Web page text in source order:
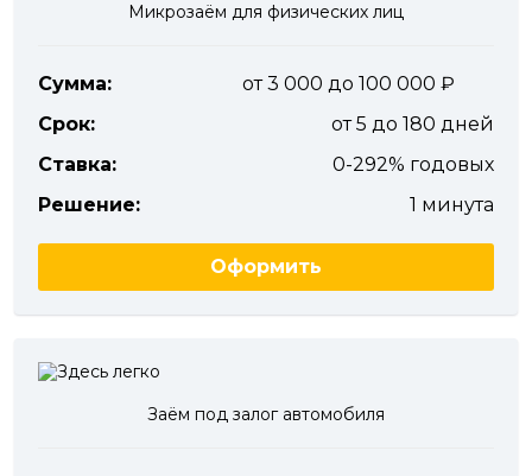
Микрозаём для физических лиц
Сумма:
от 3 000 до 100 000
Срок:
от 5 до 180 дней
Ставка:
0-292% годовых
Решение:
1 минута
Оформить
Заём под залог автомобиля